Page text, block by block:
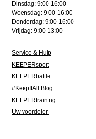
Dinsdag: 9:00-16:00
Woensdag: 9:00-16:00
Donderdag: 9:00-16:00
Vrijdag: 9:00-13:00
Service & Hulp
KEEPERsport
KEEPERbattle
#KeepItAll Blog
KEEPERtraining
Uw voordelen